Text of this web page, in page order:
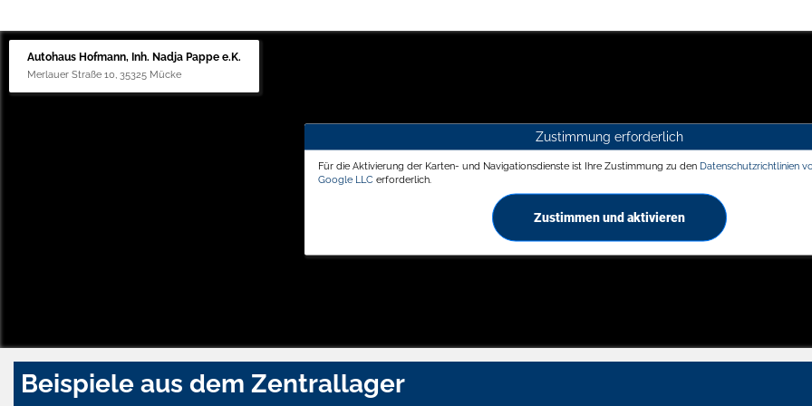
Autohaus Hofmann, Inh. Nadja Pappe e.K.
Merlauer Straße 10, 35325 Mücke
Zustimmung erforderlich
Für die Aktivierung der Karten- und Navigationsdienste ist Ihre Zustimmung zu den Datenschutzrichtlinien
Google LLC erforderlich.
Zustimmen und aktivieren
Beispiele aus dem Zentrallager